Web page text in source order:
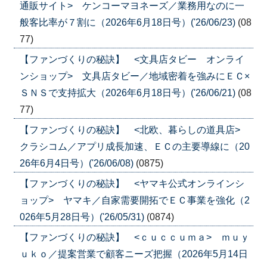
通販サイト> ケンコーマヨネーズ／業務用なのに一
般客比率が７割に（2026年6月18日号）('26/06/23) (08
77)
【ファンづくりの秘訣】 <文具店タビー オンライ
ンショップ> 文具店タビー／地域密着を強みにＥＣ×
ＳＮＳで支持拡大（2026年6月18日号）('26/06/21) (08
77)
【ファンづくりの秘訣】 <北欧、暮らしの道具店>
クラシコム／アプリ成長加速、ＥＣの主要導線に（20
26年6月4日号）('26/06/08) (0875)
【ファンづくりの秘訣】 <ヤマキ公式オンラインシ
ョップ> ヤマキ／自家需要開拓でＥＣ事業を強化（2
026年5月28日号）('26/05/31) (0874)
【ファンづくりの秘訣】 <ｃｕｃｃｕｍａ> ｍｕｙ
ｕｋｏ／提案営業で顧客ニーズ把握（2026年5月14日